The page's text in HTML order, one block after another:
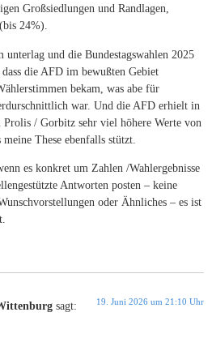
Großsiedlungen und Randlagen,
24%).
und die Bundestagswahlen 2025
die AFD im bewußten Gebiet
bekam, was abe für
war. Und die AFD erhielt in
Prolis / Gorbitz sehr viel höhere Werte von
These ebenfalls stützt.
es konkret um Zahlen /Wahlergebnisse
Antworten posten – keine
oder Ähnliches – es ist
sagt: 19. Juni 2026 um 21:10 Uhr